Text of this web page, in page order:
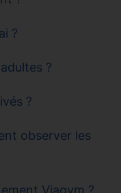
?
?
?
observer les
Viagym ?